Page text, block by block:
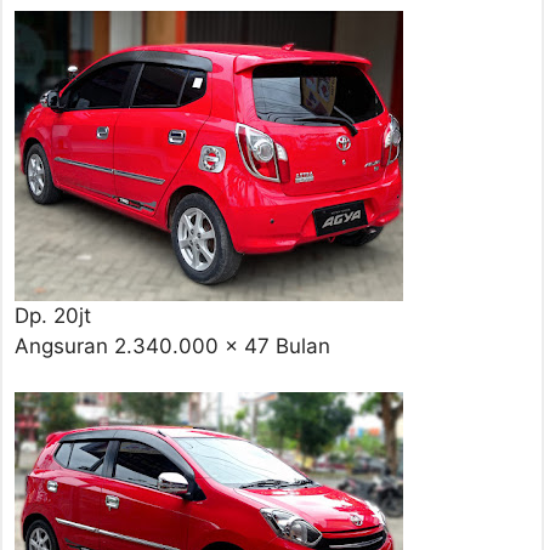
Dp. 20jt
Angsuran 2.340.000 x 47 Bulan